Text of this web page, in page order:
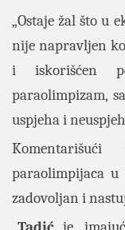
„Ostaje žal što u
nije napravljen
i iskorišćen
paraolimpizam,
uspjeha i
paraolimpijaca
zadovoljan i